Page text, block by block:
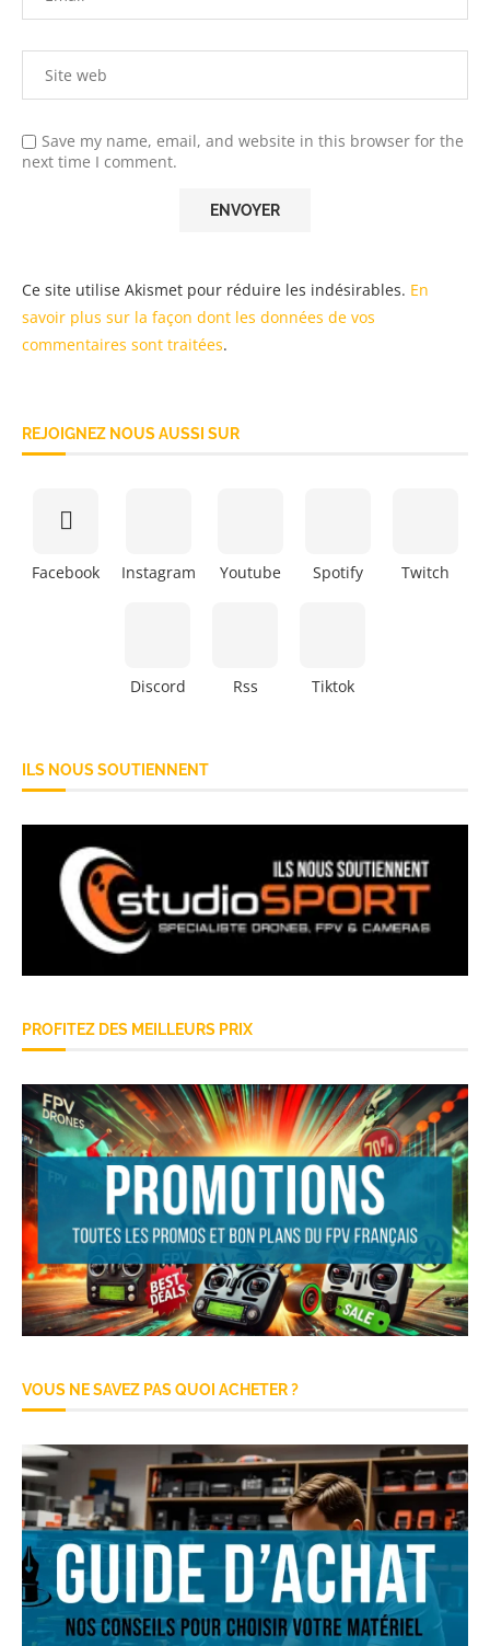
Save my name, email, and website in this browser for the
next time I comment.
Ce site utilise Akismet pour réduire les indésirables. En
savoir plus sur la façon dont les données de vos
commentaires sont traitées.
REJOIGNEZ NOUS AUSSI SUR
Facebook Instagram Youtube Spotify Twitch
Discord Rss Tiktok
ILS NOUS SOUTIENNENT
PROFITEZ DES MEILLEURS PRIX
VOUS NE SAVEZ PAS QUOI ACHETER ?